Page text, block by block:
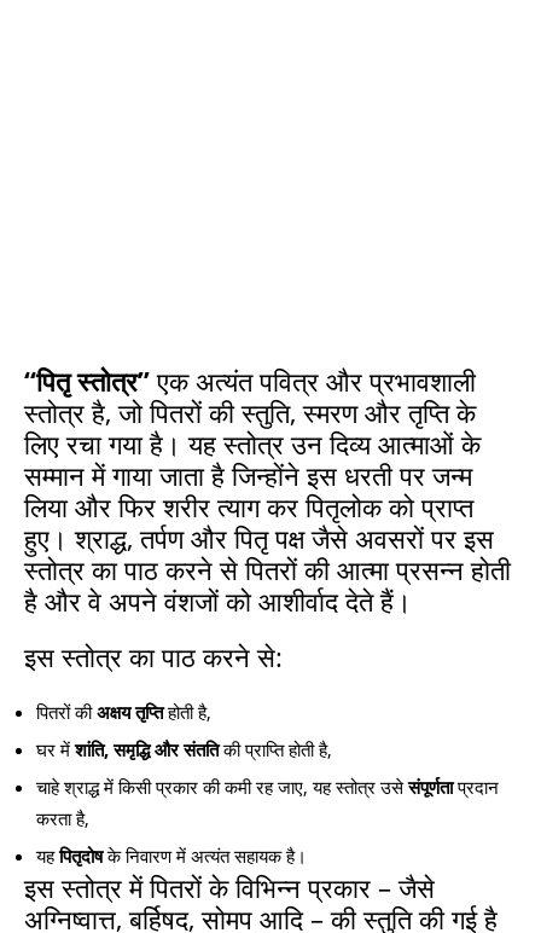
“पितृ स्तोत्र”एक अत्यंत पवित्र और प्रभावशाली
स्तोत्र है, जो पितरों की स्तुति, स्मरण और तृप्ति के
लिए रचा गया है। यह स्तोत्र उन दिव्य आत्माओं के
सम्मान में गाया जाता है जिन्होंने इस धरती पर जन्म
लिया और फिर शरीर त्याग कर पितृलोक को प्राप्त
हुए। श्राद्ध, तर्पण और पितृ पक्ष जैसे अवसरों पर इस
स्तोत्र का पाठ करने से पितरों की आत्मा प्रसन्न होती
है और वे अपने वंशजों को आशीर्वाद देते हैं।
इस स्तोत्र का पाठ करने से:
पितरों कीअक्षय तृप्तिहोती है,
घर मेंशांति, समृद्धि और संततिकी प्राप्ति होती है,
चाहे श्राद्ध में किसी प्रकार की कमी रह जाए, यह स्तोत्र उसेसंपूर्णताप्रदान
करता है,
यहपितृदोषके निवारण में अत्यंत सहायक है।
इस स्तोत्र में पितरों के विभिन्न प्रकार – जैसे
अग्निष्वात्त, बर्हिषद, सोमप आदि – की स्तुति की गई है